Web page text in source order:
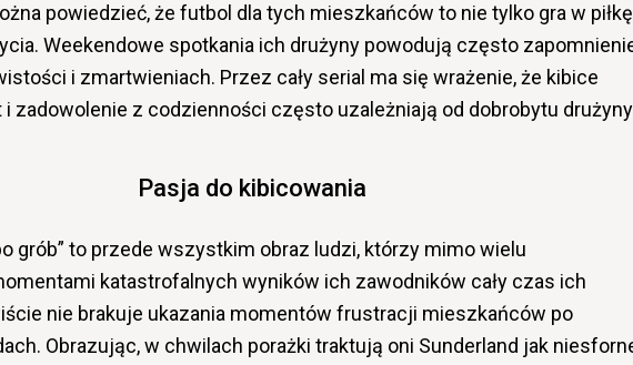
powiedzieć, że futbol dla tych mieszkańców to nie tylko gra w
Weekendowe spotkania ich drużyny powodują często
i zmartwieniach. Przez cały serial ma się wrażenie, że kibice
i zadowolenie z codzienności często uzależniają od dobrobytu
Pasja do kibicowania
grób” to przede wszystkim obraz ludzi, którzy mimo wielu
katastrofalnych wyników ich zawodników cały czas ich
nie brakuje ukazania momentów frustracji mieszkańców po
Obrazując, w chwilach porażki traktują oni Sunderland jak